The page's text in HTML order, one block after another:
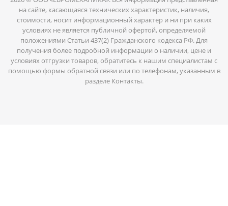
на сайте, касающаяся технических характеристик, наличия,
стоимости, носит информационный характер и ни при каких
условиях не является публичной офертой, определяемой
положениями Статьи 437(2) Гражданского кодекса РФ. Для
получения более подробной информации о наличии, цене и
условиях отгрузки товаров, обратитесь к нашим специалистам с
помощью формы обратной связи или по телефонам, указанным в
разделе Контакты.